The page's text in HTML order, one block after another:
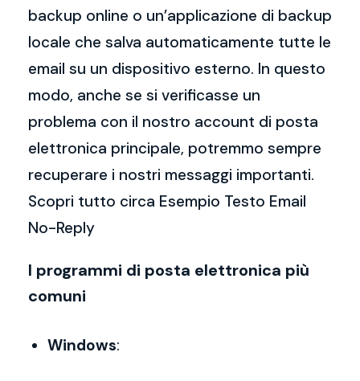
backup online o un’applicazione di backup
locale che salva automaticamente tutte le
email su un dispositivo esterno. In questo
modo, anche se si verificasse un
problema con il nostro account di posta
elettronica principale, potremmo sempre
recuperare i nostri messaggi importanti.
Scopri tutto circa Esempio Testo Email
No-Reply
I programmi di posta elettronica più
comuni
Windows: